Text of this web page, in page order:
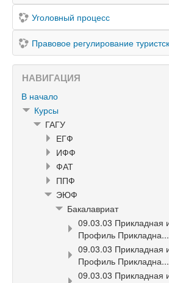
Уголовный процесс
Правовое регулирование
НАВИГАЦИЯ
В начало
Курсы
ГАГУ
ЕГФ
ИФФ
ФАТ
ППФ
ЭЮФ
Бакалавриат
09.03.03 Прикладная
Профиль Прикладна...
09.03.03 Прикладная
Профиль Прикладна...
09.03.03 Прикладная